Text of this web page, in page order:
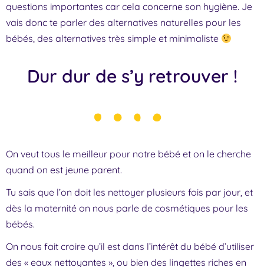
questions importantes car cela concerne son hygiène. Je
vais donc te parler des alternatives naturelles pour les
bébés, des alternatives très simple et minimaliste
Dur dur de s’y retrouver !
On veut tous le meilleur pour notre bébé et on le cherche
quand on est jeune parent.
Tu sais que l’on doit les nettoyer plusieurs fois par jour, et
dès la maternité on nous parle de cosmétiques pour les
bébés.
On nous fait croire qu’il est dans l’intérêt du bébé d’utiliser
des « eaux nettoyantes », ou bien des lingettes riches en